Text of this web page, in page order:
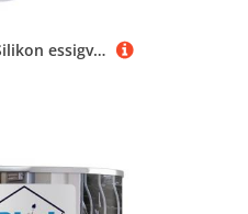
SILISTO - Sanitär Silikon essigvernetzend, 310ml Kartusche, Farbe des Sanitär Silikon Weiss - Silikon zum Abdichten - Silikon Bad, Küche, Kühlräume -Anti Schimmel und hitzebeständiges Silikon